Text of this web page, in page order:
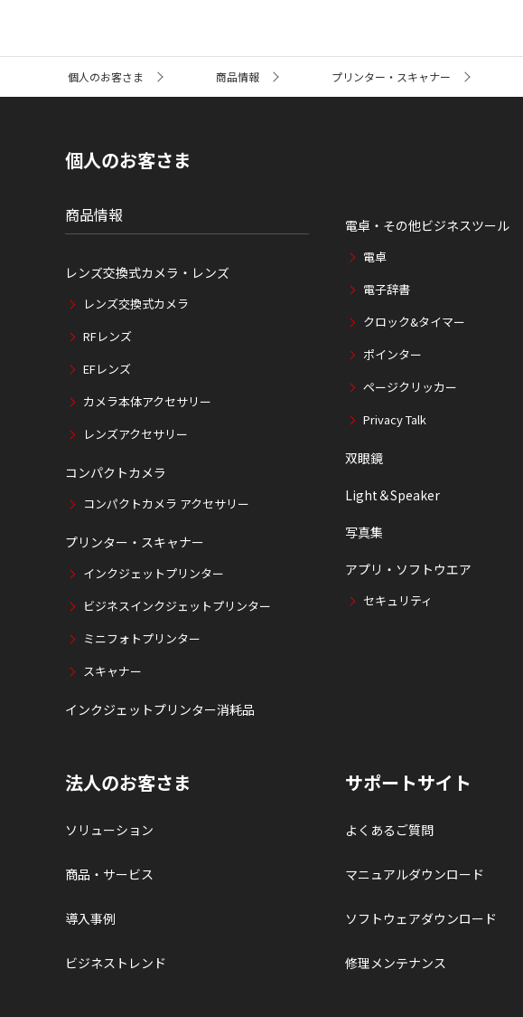
ト
個人のお客さま 商品情報 プリンター・スキャナー
個人のお客さま
商品情報
レンズ交換式カメラ・レンズ
レンズ交換式カメラ
RFレンズ
EFレンズ
カメラ本体アクセサリー
レンズアクセサリー
コンパクトカメラ
コンパクトカメラ アクセサリー
プリンター・スキャナー
インクジェットプリンター
ビジネスインクジェットプリンター
ミニフォトプリンター
スキャナー
インクジェットプリンター消耗品
電卓・その他ビジネスツール
電卓
電子辞書
クロック&タイマー
ポインター
ページクリッカー
Privacy Talk
双眼鏡
Light＆Speaker
写真集
アプリ・ソフトウエア
セキュリティ
法人のお客さま
ソリューション
商品・サービス
導入事例
ビジネストレンド
サポートサイト
よくあるご質問
マニュアルダウンロード
ソフトウェアダウンロード
修理メンテナンス